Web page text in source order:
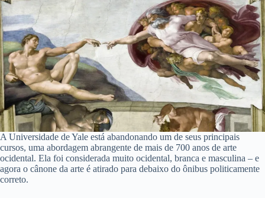
A Universidade de Yale está abandonando um de seus principais
cursos, uma abordagem abrangente de mais de 700 anos de arte
ocidental. Ela foi considerada muito ocidental, branca e masculina – e
agora o cânone da arte é atirado para debaixo do ônibus politicamente
correto.